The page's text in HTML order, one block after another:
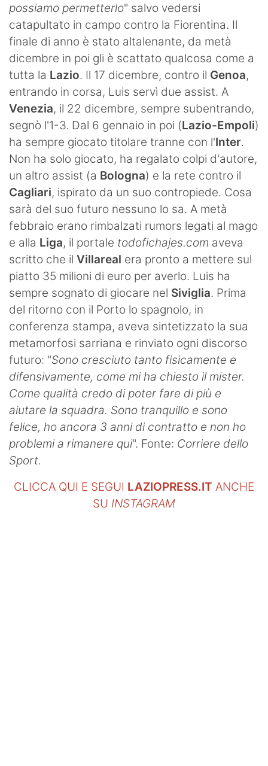
possiamo permetterlo" salvo vedersi
catapultato in campo contro la Fiorentina. Il
finale di anno è stato altalenante, da metà
dicembre in poi gli è scattato qualcosa come a
tutta la Lazio. Il 17 dicembre, contro il Genoa,
entrando in corsa, Luis servì due assist. A
Venezia, il 22 dicembre, sempre subentrando,
segnò l'1-3. Dal 6 gennaio in poi (Lazio-Empoli)
ha sempre giocato titolare tranne con l'Inter.
Non ha solo giocato, ha regalato colpi d'autore,
un altro assist (a Bologna) e la rete contro il
Cagliari, ispirato da un suo contropiede. Cosa
sarà del suo futuro nessuno lo sa. A metà
febbraio erano rimbalzati rumors legati al mago
e alla Liga, il portale todofichajes.com aveva
scritto che il Villareal era pronto a mettere sul
piatto 35 milioni di euro per averlo. Luis ha
sempre sognato di giocare nel Siviglia. Prima
del ritorno con il Porto lo spagnolo, in
conferenza stampa, aveva sintetizzato la sua
metamorfosi sarriana e rinviato ogni discorso
futuro: "Sono cresciuto tanto fisicamente e
difensivamente, come mi ha chiesto il mister.
Come qualità credo di poter fare di più e
aiutare la squadra. Sono tranquillo e sono
felice, ho ancora 3 anni di contratto e non ho
problemi a rimanere qui". Fonte: Corriere dello
Sport.
CLICCA QUI E SEGUI LAZIOPRESS.IT ANCHE
SU INSTAGRAM